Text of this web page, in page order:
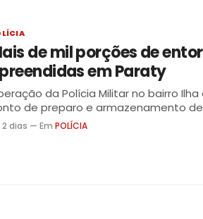
de mil porções de
em Paraty
da Polícia Militar no bairro
de preparo e armazenamento de
maconha e loló; ninguém foi
2 dias — Em POLÍCIA